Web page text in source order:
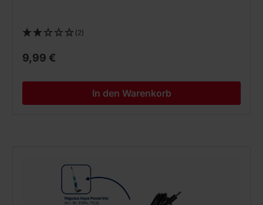
(2)
9,99 €
In den Warenkorb